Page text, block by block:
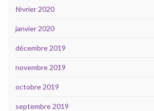
février 2020
janvier 2020
décembre 2019
novembre 2019
octobre 2019
septembre 2019